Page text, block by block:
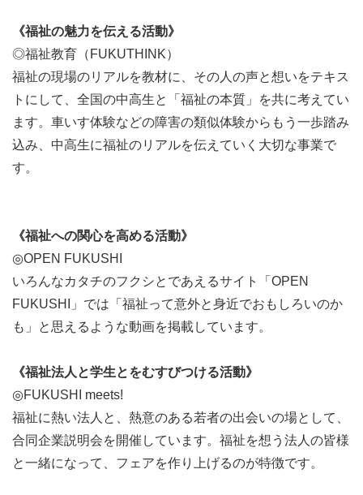
《福祉の魅力を伝える活動》
◎福祉教育（FUKUTHINK）
福祉の現場のリアルを教材に、その人の声と想いをテキス
トにして、全国の中高生と「福祉の本質」を共に考えてい
ます。車いす体験などの障害の類似体験からもう一歩踏み
込み、中高生に福祉のリアルを伝えていく大切な事業で
す。
《福祉への関心を高める活動》
◎OPEN FUKUSHI
いろんなカタチのフクシとであえるサイト「OPEN
FUKUSHI」では「福祉って意外と身近でおもしろいのか
も」と思えるような動画を掲載しています。
《福祉法人と学生とをむすびつける活動》
◎FUKUSHI meets!
福祉に熱い法人と、熱意のある若者の出会いの場として、
合同企業説明会を開催しています。福祉を想う法人の皆様
と一緒になって、フェアを作り上げるのが特徴です。